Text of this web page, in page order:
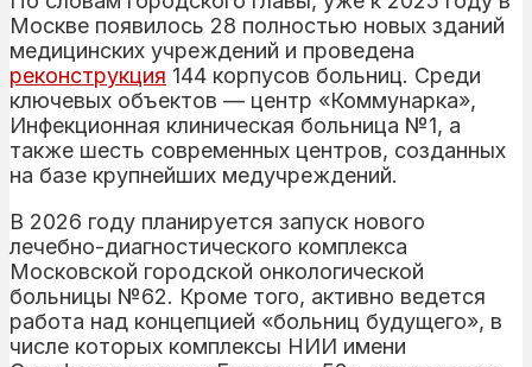
Москве появилось 28 полностью новых зданий
медицинских учреждений и проведена
реконструкция 144 корпусов больниц. Среди
ключевых объектов — центр «Коммунарка»,
Инфекционная клиническая больница №1, а
также шесть современных центров, созданных
на базе крупнейших медучреждений.
В 2026 году планируется запуск нового
лечебно-диагностического комплекса
Московской городской онкологической
больницы №62. Кроме того, активно ведется
работа над концепцией «больниц будущего», в
числе которых комплексы НИИ имени